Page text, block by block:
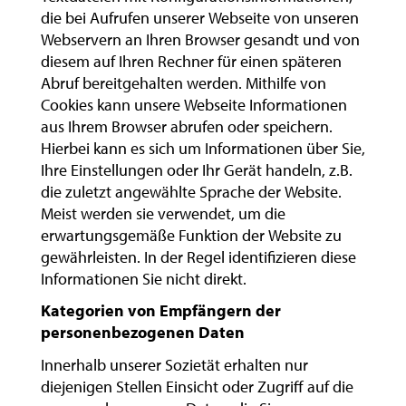
die bei Aufrufen unserer Webseite von unseren
Webservern an Ihren Browser gesandt und von
diesem auf Ihren Rechner für einen späteren
Abruf bereitgehalten werden. Mithilfe von
Cookies kann unsere Webseite Informationen
aus Ihrem Browser abrufen oder speichern.
Hierbei kann es sich um Informationen über Sie,
Ihre Einstellungen oder Ihr Gerät handeln, z.B.
die zuletzt angewählte Sprache der Website.
Meist werden sie verwendet, um die
erwartungsgemäße Funktion der Website zu
gewährleisten. In der Regel identifizieren diese
Informationen Sie nicht direkt.
Kategorien von Empfängern der
personenbezogenen Daten
Innerhalb unserer Sozietät erhalten nur
diejenigen Stellen Einsicht oder Zugriff auf die